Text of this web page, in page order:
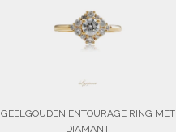
GEELGOUDEN ENTOURAGE RING MET
DIAMANT